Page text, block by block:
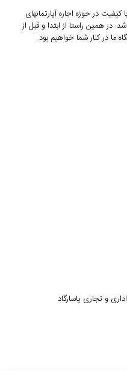
در حوزه اجاره آپارتمانهای
در همین راستا از ابتدا و قبل از
ما در کنار شما خواهیم بود.
و تجاری پاسارگاد